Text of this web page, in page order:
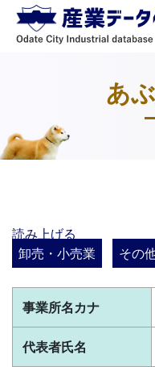
あ
読み上げる
卸売・小売業
その
事業所名カナ
代表者氏名